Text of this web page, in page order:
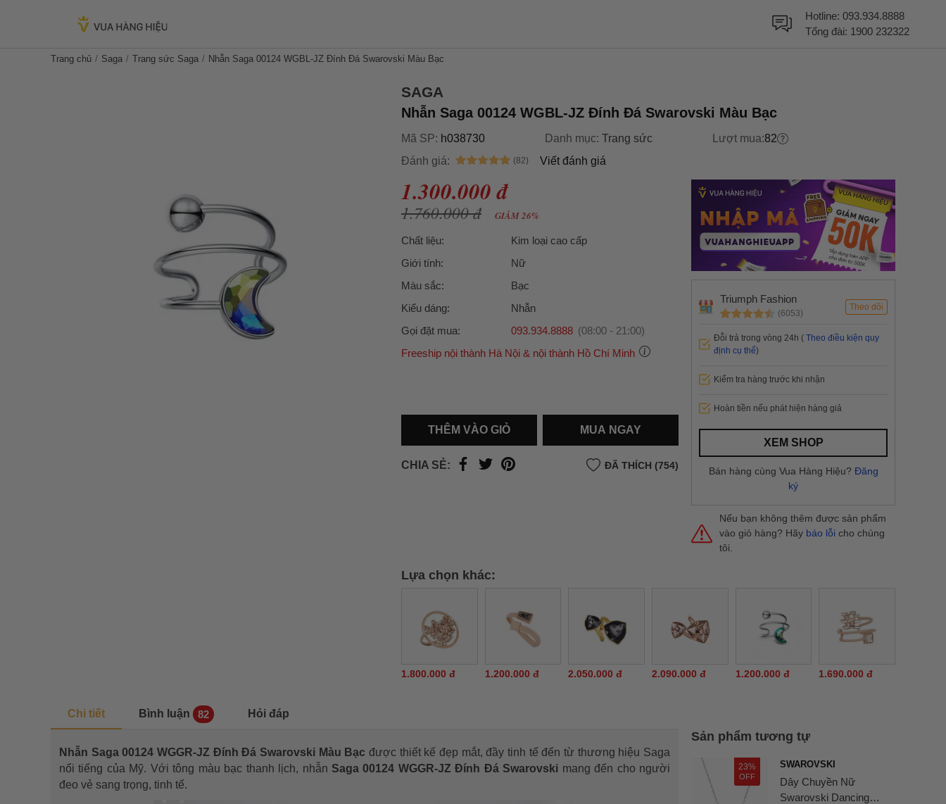
Hotline: 093.934.8888
Tổng đài: 1900 232322
Trang chủ Saga Trang sức Saga Nhẫn Saga 00124 WGBL-JZ Đính Đá Swarovski Màu Bạc
SAGA
Nhẫn Saga 00124 WGBL-JZ Đính Đá Swarovski Màu Bạc
Mã SP: h038730 Danh mục: Trang sức Lượt mua:82
Đánh giá:
Viết đánh giá
1.300.000 đ
1.760.000 đ GIẢM 26%
Chất liệu:
Kim loại cao cấp
Giới tính:
Nữ
Màu sắc:
Bạc
Kiểu dáng:
Nhẫn
Gọi đặt mua:
093.934.8888 (08:00 - 21:00)
Freeship nội thành Hà Nội & nội thành Hồ Chí Minh
Hồ Chí Minh).
thành
Hồ Chí Minh, khách hàng muốn giao nhanh
trong ngày hoặc Đơn hàng giao hỏa tốc theo yêu cầu
THÊM VÀO GIỎ MUA NGAY
CHIA SẺ: ĐÃ THÍCH (754)
Lựa chọn khác:
1.800.000 đ 1.200.000 đ 2.050.000 đ 2.090.000 đ 1.200.000 đ 1.690.000 đ
Chi tiết Bình luận 82 Hỏi đáp
Nhẫn Saga 00124 WGGR-JZ Đính Đá Swarovski Màu Bạc được thiết kế đẹp mắt, đầy tinh tế đến từ thương hiệu Saga
nổi tiếng của Mỹ. Với tông màu bạc thanh lịch, nhẫn Saga 00124 WGGR-JZ Đính Đá Swarovski mang đến cho người
đeo vẻ sang trọng, tinh tế.
Sản phẩm tương tự
23%
OFF
SWAROVSKI
Dây Chuyền Nữ
Swarovski Dancing
Triumph Fashion
(6053)
Theo dõi
Đỗi trả trong vòng 24h ( Theo điều kiện quy
định cụ thể)
Kiểm tra hàng trước khi nhận
Hoàn tiền nếu phát hiện hàng giả
XEM SHOP
Bán hàng cùng Vua Hàng Hiệu? Đăng
ký
Nếu bạn không thêm được sản phẩm
vào giỏ hàng? Hãy báo lỗi cho chúng
tôi.